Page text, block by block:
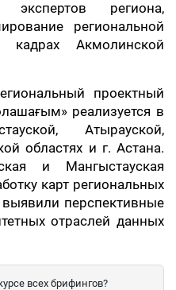
экспертов региона,
региональной
кадрах Акмолинской
проектный
реализуется в
Атырауской,
областях и г. Астана.
и Мангыстауская
карт региональных
перспективные
отраслей данных
всех брифингов?